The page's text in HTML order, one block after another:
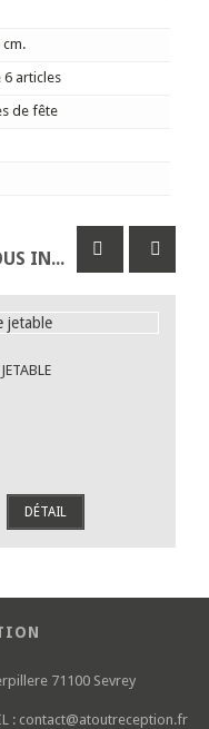
cm.
6 articles
de fête
PRODUITS POUVANT AUSSI VOUS INTÉRESSER
DÉTAIL
71100 Sevrey
: contact@atoutreception.fr